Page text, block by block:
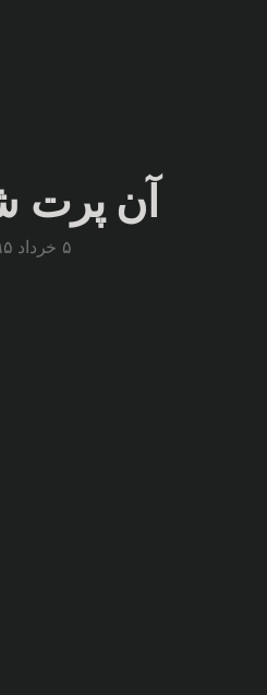
آن پرت
۵ خرداد ۱۳۹۵